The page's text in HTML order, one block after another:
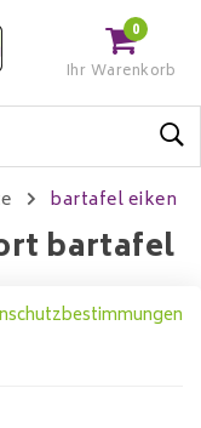
0
Ihr Warenkorb
bartafel eiken
bartafel